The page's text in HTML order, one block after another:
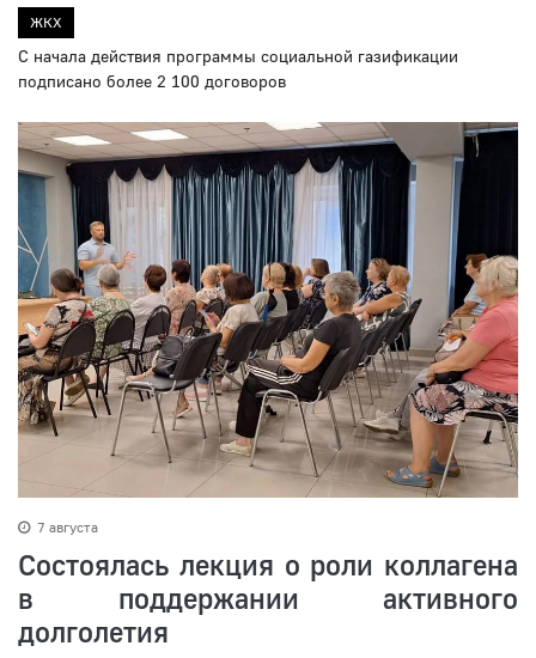
ЖКХ
С начала действия программы социальной газификации
подписано более 2 100 договоров
7 августа
Состоялась лекция о роли коллагена
в поддержании активного
долголетия